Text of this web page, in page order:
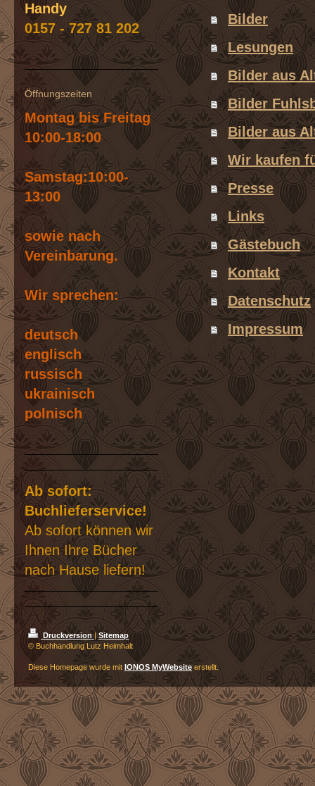
Bilder
Lesungen
Bilder aus
Bilder
Bilder aus
Wir kaufen
Presse
Links
Gästebuch
Kontakt
Datenschutz
Impressum
Handy
0157 - 727 81 202
Öffnungszeiten
Montag bis Freitag
10:00-18:00
Samstag:10:00-
13:00
sowie nach
Vereinbarung.
Wir sprechen:
deutsch
englisch
russisch
ukrainisch
polnisch
Ab sofort:
Buchlieferservice!
Ab sofort können wir
Ihnen Ihre Bücher
nach Hause liefern!
Druckversion| Sitemap
© Buchhandlung Lutz Heimhalt
Diese Homepage wurde mit IONOS MyWebsiteerstellt.